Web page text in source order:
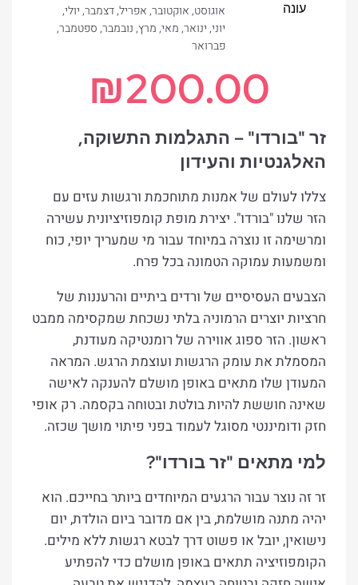
עונה אוגוסט,אוקטובר,אפריל,דצמבר,יולי,
יוני,ינואר,מאי,מרץ,נובמבר,ספטמבר,
פברואר
₪200.00
זר "בורדו" – התגלמות התשוקה,
האלגנטיות והעידון
צללו לעולם של אמנות מתוחכמת ורגשות עזים עם
הזר שלנו "בורדו". יצירת מופת קומפוזיציונית עשירה
ומרשימה זו נוצרה במיוחד עבור מי שמעריך יופי, כוח
ומשמעות עמוקה הטמונה בכל פרח.
הצבעים העסיסיים של ורדים ביתיים והרעננות של
חרציות יוצרים הרמוניה בלתי נשכחת שמקסימה ממבט
ראשון. הזר ספוג אווירה של רומנטיקה מעודנת,
המסמלת את עומק הרגשות ועוצמת הרגש. המראה
המעודן שלו מתאים באופן מושלם להענקה לאישה
שאינה חוששת להיות בולטת ובטוחה בקסמה. רק אופי
חזק ודומיננטי מסוגל לעמוד בפני פיתוי מושך שכזה.
למי מ​תאים "זר בורדו"?
זר זה נוצר עבור הרגעים המיוחדים ביותר בחייכם. הוא
יהיה מתנה מושלמת, בין אם מדובר ביום הולדת, יום
נישואין, יובל או פשוט דרך לבטא רגשות ללא מילים.
הקומפוזיציה תתאים באופן מושלם כדי להפתיע